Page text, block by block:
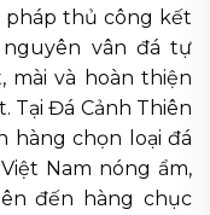
pháp thủ công kết
vân đá tự
mài và hoàn thiện
Tại Đá Cảnh Thiên
hàng chọn loại đá
Nam nóng ẩm,
đến hàng chục